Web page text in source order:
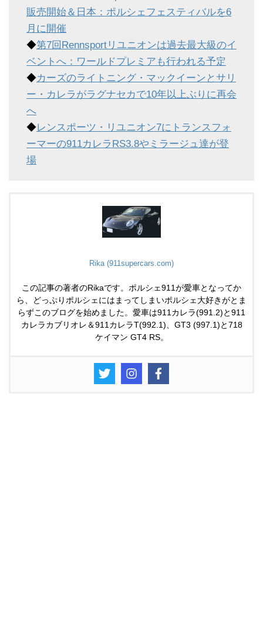
販売開始＆日本：ポルシェフェスティバルを6
月に開催
◆第7回Rennsportリユニオンは過去最大級のイ
ベントへ：ワールドプレミアも行われる予定
◆カーズのライトニング・マックイーンとサリ
ー・カレラがラグナセカで10年以上ぶりに再会
へ
◆レンスポーツ・リユニオン7にトランスフォ
ーマーの911カレラRS3.8やミラージュ達が登
場
Rika (911supercars.com)
この記事の著者のRikaです。ポルシェ911が愛車となってか
ら、どっぷりポルシェにはまってしまいポルシェ大好きがとま
らずこのブログを始めました。愛車は911カレラ(991.2)と911
カレラカブリオレ＆911カレラT(992.1)、GT3 (997.1)と718
ケイマン GT4 RS。